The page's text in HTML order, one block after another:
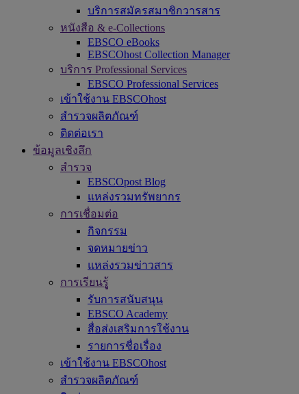
บริการสมัครสมาชิกวารสาร
หนังสือ & e-Collections
EBSCO eBooks
EBSCOhost Collection Manager
บริการ Professional Services
EBSCO Professional Services
เข้าใช้งาน EBSCOhost
สำรวจผลิตภัณฑ์
ติดต่อเรา
ข้อมูลเชิงลึก
สำรวจ
EBSCOpost Blog
แหล่งรวมทรัพยากร
การเชื่อมต่อ
กิจกรรม
จดหมายข่าว
แหล่งรวมข่าวสาร
การเรียนรูู้
รับการสนับสนุน
EBSCO Academy
สื่อส่งเสริมการใช้งาน
รายการชื่อเรื่อง
เข้าใช้งาน EBSCOhost
สำรวจผลิตภัณฑ์